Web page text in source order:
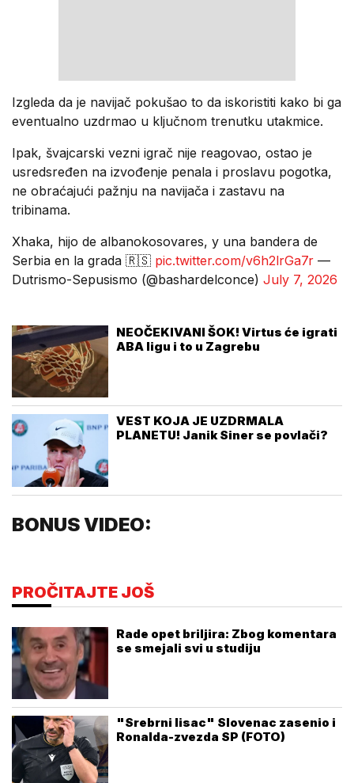
Izgleda da je navijač pokušao to da iskoristiti kako bi ga
eventualno uzdrmao u ključnom trenutku utakmice.
Ipak, švajcarski vezni igrač nije reagovao, ostao je
usredsređen na izvođenje penala i proslavu pogotka,
ne obraćajući pažnju na navijača i zastavu na
tribinama.
Xhaka, hijo de albanokosovares, y una bandera de
Serbia en la grada 🇷🇸 pic.twitter.com/v6h2lrGa7r —
Dutrismo-Sepusismo (@bashardelconce) July 7, 2026
NEOČEKIVANI ŠOK! Virtus će igrati
ABA ligu i to u Zagrebu
VEST KOJA JE UZDRMALA
PLANETU! Janik Siner se povlači?
BONUS VIDEO:
PROČITAJTE JOŠ
Rade opet briljira: Zbog komentara
se smejali svi u studiju
"Srebrni lisac" Slovenac zasenio i
Ronalda-zvezda SP (FOTO)